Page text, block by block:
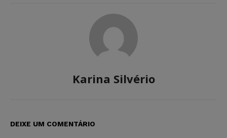
Karina Silvério
DEIXE UM COMENTÁRIO